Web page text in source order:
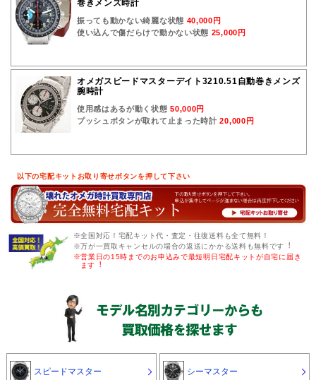
巻きメンズ時計
振っても動かない綺麗な状態 40,000円
使い込んで傷だらけで動かない状態 25,000円
オメガスピードマスターデイト3210.51自動巻きメンズ
腕時計
使用感はあるが動く状態50,000円
プッシュボタンが取れて止まった時計20,000円
以下の宅配キットお取り寄せボタンを押して下さい
※全国対応！宅配キット代・査定・往復送料も全て無料！
※万が一買取キャンセルの場合の返送にかかる送料も無料です︕
※営業日の15時までのお申込みで最短明日宅配キットが自宅に届き
ます︕
スピードマスター シーマスター